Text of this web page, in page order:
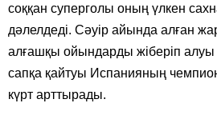
соққан суперголы оның үлкен
дәлелдеді. Сәуір айында алған
алғашқы ойындарды жіберіп
сапқа қайтуы Испанияның
күрт арттырады.